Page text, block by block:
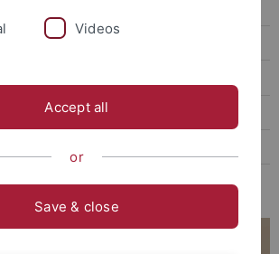
Publikationen
Videos
Accept all
or
Save & close